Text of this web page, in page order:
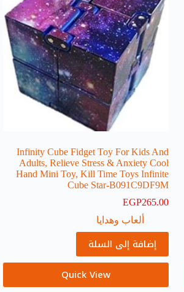
Infinity Cube Fidget Toy For Kids And
Adults, Relieve Stress & Anxiety Cool
Hand Mini Toy, Kill Time Toys Infinite
Cube Star-B091C9DF9M
EGP265.00
ألعاب وهدايا
إضافة إلى السلة
Quick View